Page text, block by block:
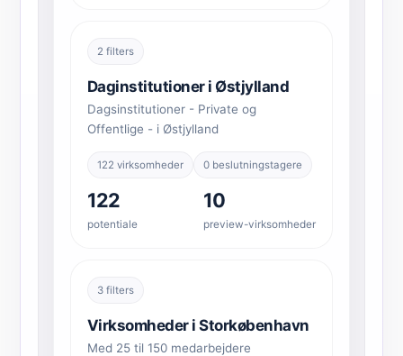
2 filters
Daginstitutioner i Østjylland
Dagsinstitutioner - Private og
Offentlige - i Østjylland
122 virksomheder 0 beslutningstagere
122
potentiale
10
preview-virksomheder
3 filters
Virksomheder i Storkøbenhavn
Med 25 til 150 medarbejdere